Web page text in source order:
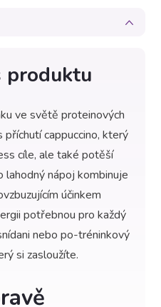
produktu
ve světě proteinových
cappuccino, který
cíle, ale také potěší
lahodný nápoj kombinuje
účinkem
potřebnou pro každý
nebo po-tréninkový
si zasloužíte.